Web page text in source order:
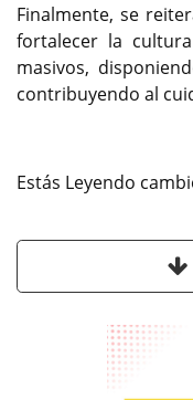
Finalmente, se
fortalecer la
masivos,
contribuyendo al
Estás Leyendo